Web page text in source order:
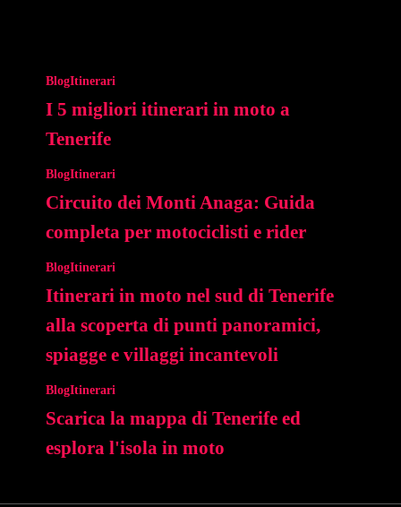
BlogItinerari
I 5 migliori itinerari in moto a
Tenerife
BlogItinerari
Circuito dei Monti Anaga: Guida
completa per motociclisti e rider
BlogItinerari
Itinerari in moto nel sud di Tenerife
alla scoperta di punti panoramici,
spiagge e villaggi incantevoli
BlogItinerari
Scarica la mappa di Tenerife ed
esplora l'isola in moto